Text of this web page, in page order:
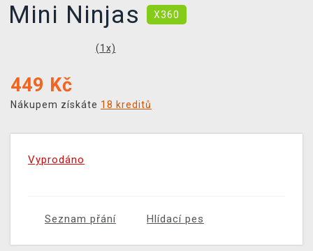
Mini Ninjas X360
(1 x)
449 Kč
Nákupem získáte 18 kreditů
Vyprodáno
Seznam přání Hlídací pes